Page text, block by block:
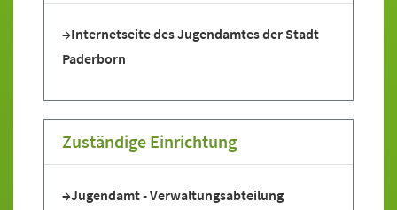
Internetseite des Jugendamtes der Stadt
Paderborn
Zuständige Einrichtung
Jugendamt - Verwaltungsabteilung